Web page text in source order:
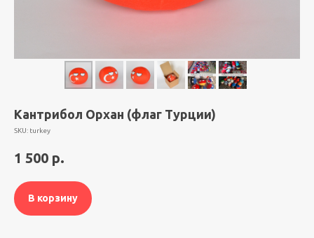
Кантрибол Орхан (флаг Турции)
SKU: turkey
1 500 р.
В корзину